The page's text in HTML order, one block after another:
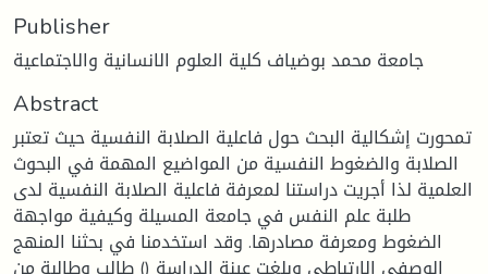
Publisher
جامعة محمد بوضياف كلية العلوم الانسانية والاجتماعية
Abstract
تمحورت إشكالية البحث حول فاعلية الصلابة النفسية حيث تعتبر
الصلابة والضغوط النفسية من المواضيع المهمة في البحوث
العلمية لذا أجريت دراستنا لمعرفة فاعلية الصلابة النفسية لدى
طلبة علم النفس في جامعة المسيلة وكيفية مواجهة
الضغوط ومعرفة مصادرها. وقد استخدمنا في بحثنا المنهج